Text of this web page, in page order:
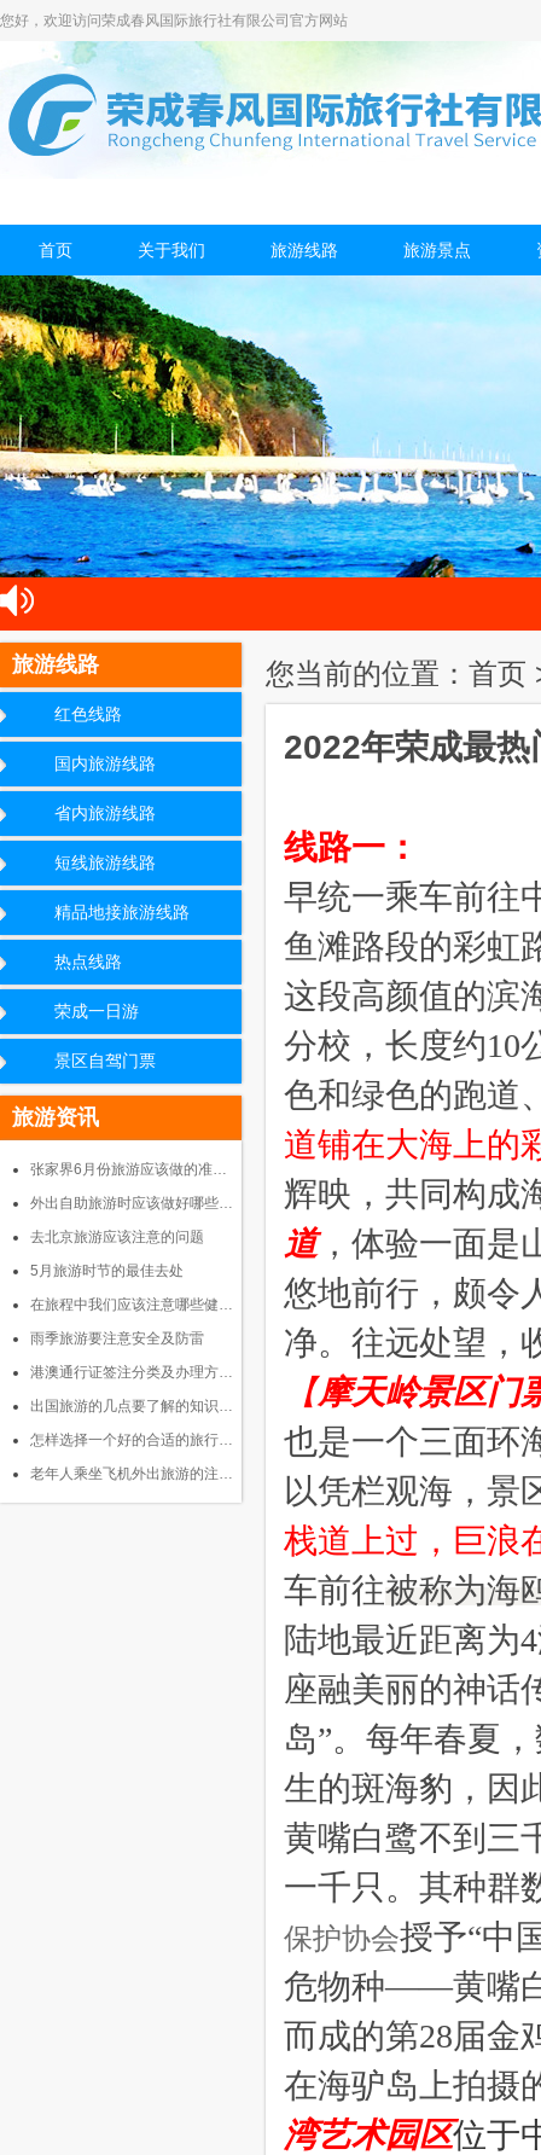
您好，欢迎访问荣成春风国际旅行社有限公司官方网站
首页 关于我们 旅游线路 旅游景点
旅游线路
红色线路
国内旅游线路
省内旅游线路
短线旅游线路
精品地接旅游线路
热点线路
荣成一日游
景区自驾门票
旅游资讯
张家界6月份旅游应该做的准…
外出自助旅游时应该做好哪些…
去北京旅游应该注意的问题
5月旅游时节的最佳去处
在旅程中我们应该注意哪些健…
雨季旅游要注意安全及防雷
港澳通行证签注分类及办理方…
出国旅游的几点要了解的知识…
怎样选择一个好的合适的旅行…
老年人乘坐飞机外出旅游的注…
您当前的位置：首页
2022年荣成最热
线路一：
早统一乘车前往
鱼滩路段的彩虹
这段高颜值的滨
分校，长度约10
色和绿色的跑道
道铺在大海上的
辉映，共同构成
道，体验一面是
悠地前行，颇令
净。往远处望，
【摩天岭景区门
也是一个三面环
以凭栏观海，景
栈道上过，巨浪
车前往被称为海
陆地最近距离为
座融美丽的神话
岛”。 每年春夏
生的斑海豹，因
黄嘴白鹭不到三
一千只。其种群
保护协会授予“中
危物种——黄嘴
而成的第28届
在海驴岛上拍摄
湾艺术园区位于